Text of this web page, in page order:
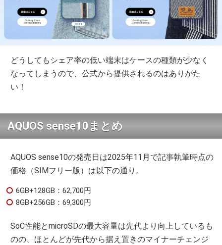
どうしてもシェア率の低い端末はケースの種類が少なく
なってしまうので、公式から提供されるのはありがた
い！
AQUOS sense10まとめ
AQUOS sense10の発売日は2025年11月で記事執筆時点の
価格（SIMフリー版）は以下の通り。
6GB+128GB：62,700円
8GB+256GB：69,300円
SoC性能とmicroSDの最大容量は先代より向上しているも
のの、ほとんどが先代から据え置きのマイナーチェンジ